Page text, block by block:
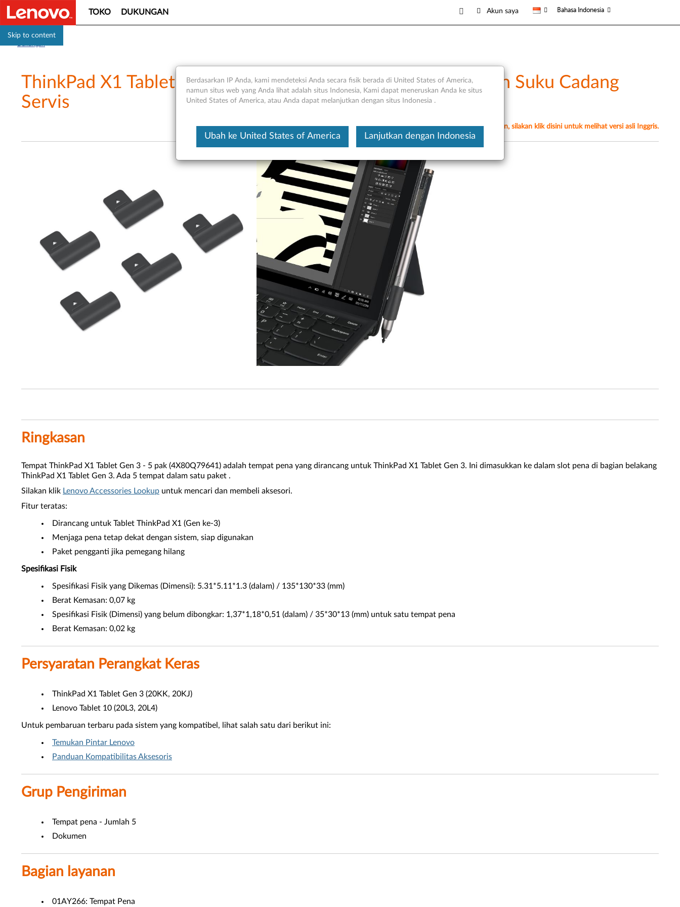
Skip to content
TOKO DUKUNGAN Akun saya Bahasa Indonesia
ThinkPad X1 Tablet Gen 3 Pen Holder - Gambaran Umum dan Suku Cadang
Servis
Ini merupakan artikel terjemahan mesin, silakan klik disini untuk melihat versi asli Inggris.
Ringkasan
Tempat ThinkPad X1 Tablet Gen 3 - 5 pak (4X80Q79641) adalah tempat pena yang dirancang untuk ThinkPad X1 Tablet Gen 3. Ini dimasukkan ke dalam slot pena di bagian belakang
ThinkPad X1 Tablet Gen 3. Ada 5 tempat dalam satu paket .
Silakan klik Lenovo Accessories Lookup untuk mencari dan membeli aksesori.
Fitur teratas:
Dirancang untuk Tablet ThinkPad X1 (Gen ke-3)
Menjaga pena tetap dekat dengan sistem, siap digunakan
Paket pengganti jika pemegang hilang
Spesifikasi Fisik
Spesifikasi Fisik yang Dikemas (Dimensi): 5.31*5.11*1.3 (dalam) / 135*130*33 (mm)
Berat Kemasan: 0,07 kg
Spesifikasi Fisik (Dimensi) yang belum dibongkar: 1,37*1,18*0,51 (dalam) / 35*30*13 (mm) untuk satu tempat pena
Berat Kemasan: 0,02 kg
Persyaratan Perangkat Keras
ThinkPad X1 Tablet Gen 3 (20KK, 20KJ)
Lenovo Tablet 10 (20L3, 20L4)
Untuk pembaruan terbaru pada sistem yang kompatibel, lihat salah satu dari berikut ini:
Temukan Pintar Lenovo
Panduan Kompatibilitas Aksesoris
Grup Pengiriman
Tempat pena - Jumlah 5
Dokumen
Bagian layanan
01AY266: Tempat Pena
Berdasarkan IP Anda, kami mendeteksi Anda secara fisik berada di United States of America,
namun situs web yang Anda lihat adalah situs Indonesia, Kami dapat meneruskan Anda ke situs
United States of America, atau Anda dapat melanjutkan dengan situs Indonesia .
Ubah ke United States of America Lanjutkan dengan Indonesia